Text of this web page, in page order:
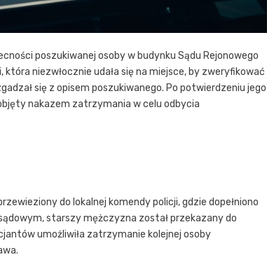
poszukiwanej osoby w budynku Sądu Rejonowego
niezwłocznie udała się na miejsce, by zweryfikować
się z opisem poszukiwanego. Po potwierdzeniu jego
nakazem zatrzymania w celu odbycia
do lokalnej komendy policji, gdzie dopełniono
starszy mężczyzna został przekazany do
umożliwiła zatrzymanie kolejnej osoby